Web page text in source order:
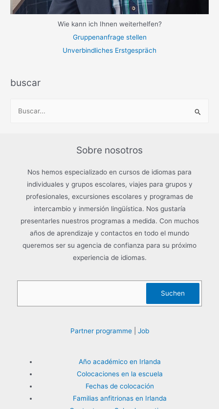
Wie kann ich Ihnen weiterhelfen?
Gruppenanfrage stellen
Unverbindliches Erstgespräch
buscar
Sobre nosotros
Nos hemos especializado en cursos de idiomas para
individuales y grupos escolares, viajes para grupos y
profesionales, excursiones escolares y programas de
intercambio y inmersión lingüística. Nos gustaría
presentarles nuestros programas a medida. Con muchos
años de aprendizaje y contactos en todo el mundo
queremos ser su agencia de confianza para su próximo
experiencia de idiomas.
Suchen
Partner programme| Job
Año académico en Irlanda
Colocaciones en la escuela
Fechas de colocación
Familias anfitrionas en Irlanda